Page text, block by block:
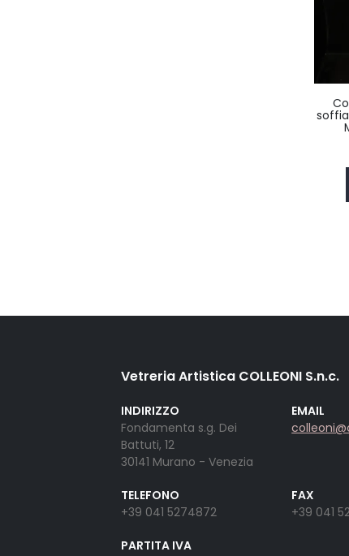
Vetreria Artistica COLLEONI S.n.c.
INDIRIZZO
Fondamenta s.g. Dei
Battuti, 12
30141 Murano - Venezia
EMAIL
TELEFONO
+39 041 5274872
FAX
+39 041
PARTITA IVA